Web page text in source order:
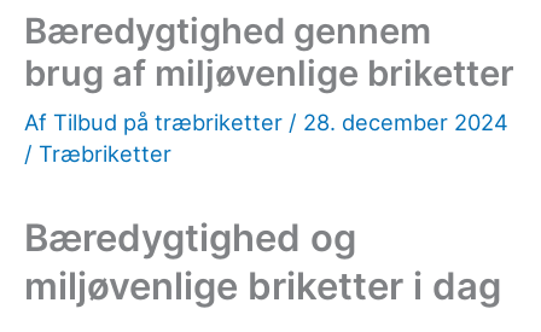
Bæredygtighed gennem
brug af miljøvenlige briketter
Af Tilbud på træbriketter / 28. december 2024
/ Træbriketter
Bæredygtighed og
miljøvenlige briketter i dag